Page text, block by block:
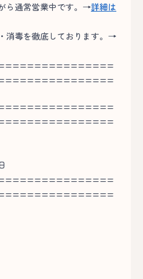
ら通常営業中です。→詳細は
消毒を徹底しております。→